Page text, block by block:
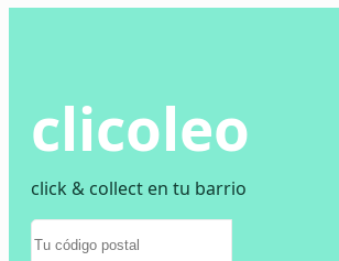
clicoleo
click & collect en tu barrio